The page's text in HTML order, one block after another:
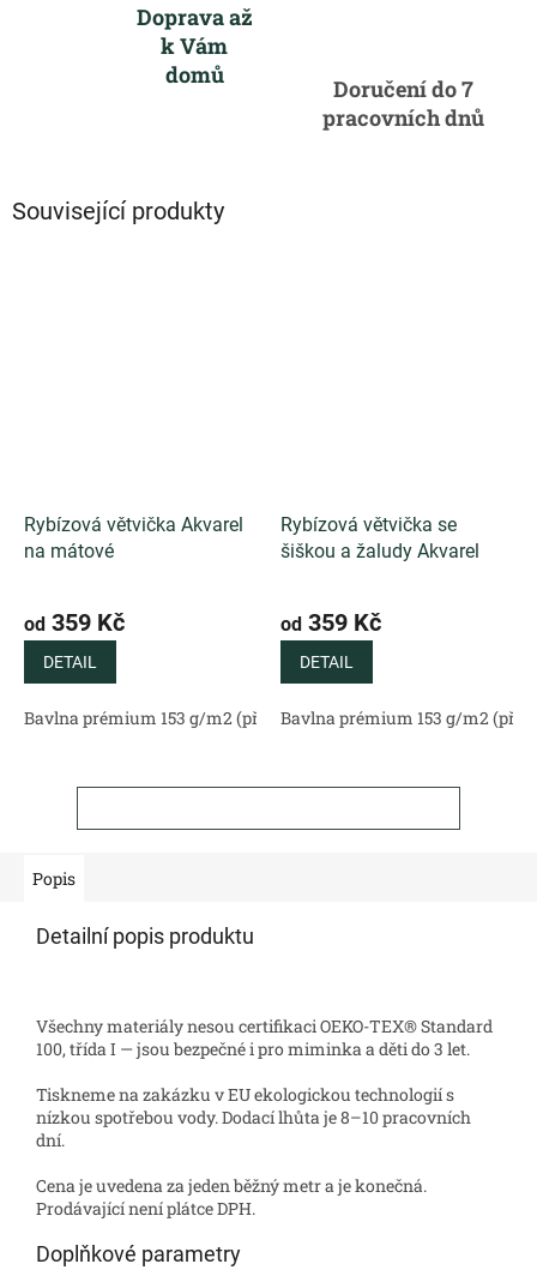
Doprava až
k Vám
domů
Doručení do 7
pracovních dnů
Související produkty
Rybízová větvička Akvarel
na mátové
od 359 Kč
DETAIL
Bavlna prémium 153 g/m2 (přírodní) Bavlněný satén 130 g/
Rybízová větvička se
šiškou a žaludy Akvarel
od 359 Kč
DETAIL
Bavlna prémium 153 g/m2
Popis
Detailní popis produktu
Všechny materiály nesou certifikaci OEKO-TEX® Standard
100, třída I — jsou bezpečné i pro miminka a děti do 3 let.
Tiskneme na zakázku v EU ekologickou technologií s
nízkou spotřebou vody. Dodací lhůta je 8–10 pracovních
dní.
Cena je uvedena za jeden běžný metr a je konečná.
Prodávající není plátce DPH.
Doplňkové parametry